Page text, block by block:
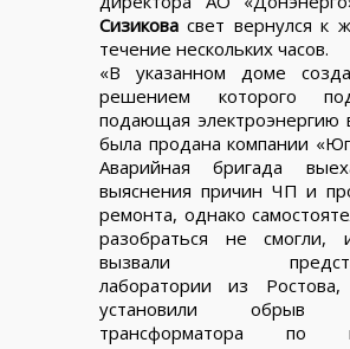
Сизикова свет вернулся к
течение нескольких часов.
«В указанном доме
решением которого
подающая электроэнергию
была продана компании
Аварийная бригада
выяснения причин ЧП и
ремонта, однако
разобраться не
вызвали
лаборатории из Ростова,
установили обрыв
трансформатора по